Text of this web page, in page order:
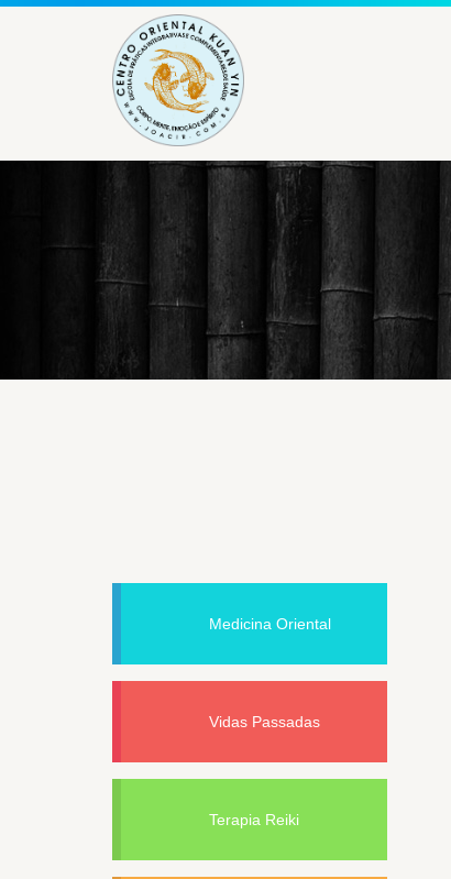
Medicina Oriental
Vidas Passadas
Terapia Reiki